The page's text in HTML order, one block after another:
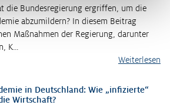
die Bundesregierung ergriffen, um die
abzumildern? In diesem Beitrag
Maßnahmen der Regierung, darunter
K…
Weiterlesen
in Deutschland: Wie „infizierte“
Wirtschaft?